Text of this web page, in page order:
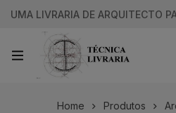
UMA LIVRARIA DE ARQUITECTO
Home Produtos